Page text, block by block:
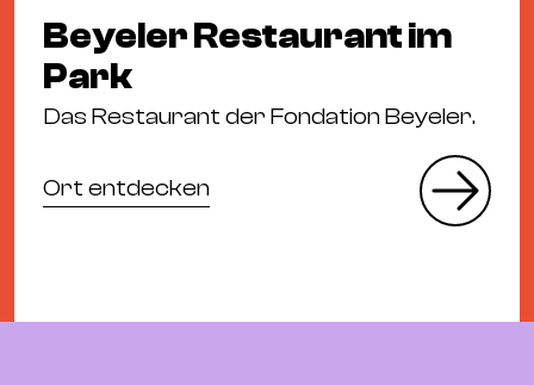
Beyeler Restaurant im
Park
Das Restaurant der Fondation Beyeler.
Ort entdecken